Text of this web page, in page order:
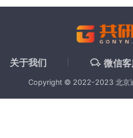
关于我们 微信客
Copyright © 2022-2023 北京